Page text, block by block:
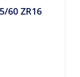
60 ZR16